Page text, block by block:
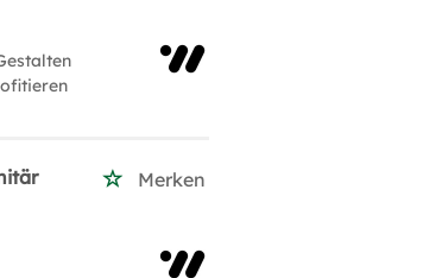
Merken